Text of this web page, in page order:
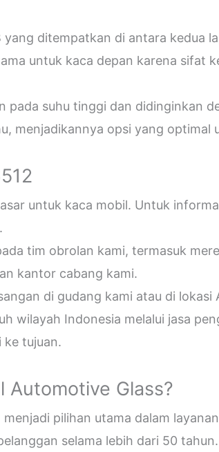
ditempatkan di antara kedua
untuk kaca depan karena sifat
pada suhu tinggi dan didinginkan
menjadikannya opsi yang optimal
untuk kaca mobil. Untuk
.
tim obrolan kami, termasuk
kantor cabang kami.
di gudang kami atau di lokasi
wilayah Indonesia melalui jasa
ke tujuan.
Automotive Glass?
menjadi pilihan utama dalam
selama lebih dari 50 tahun.